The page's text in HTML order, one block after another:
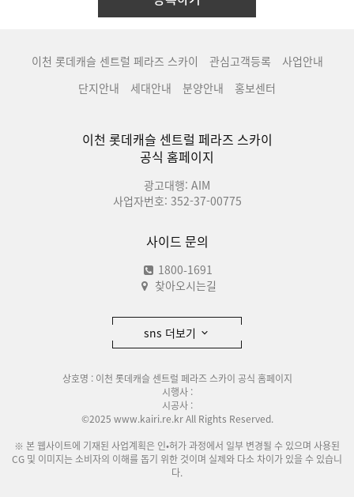
이천 롯데캐슬 센트럴 페라즈 스카이 관심고객등록
사업안내
단지안내
세대안내 분양안내 홍보센터
이천 롯데캐슬 센트럴 페라즈 스카이
공식 홈페이지
광고대행: AIM
사업자번호: 352-37-00775
사이드 문의
1800-1691
찾아오시는길
sns 더보기
상호명 : 이천 롯데캐슬 센트럴 페라즈 스카이 공식 홈페이지
시행사 :
시공사 :
©2025 www.kairi.re.kr All Rights Reserved.
※ 본 웹사이트에 기재된 사업계획은 인•허가 과정에서 일부 변경될 수 있으며 사용된
CG 및 이미지는 소비자의 이해를 돕기 위한 것이며 실제와 다소 차이가 있을 수 있습니
다.